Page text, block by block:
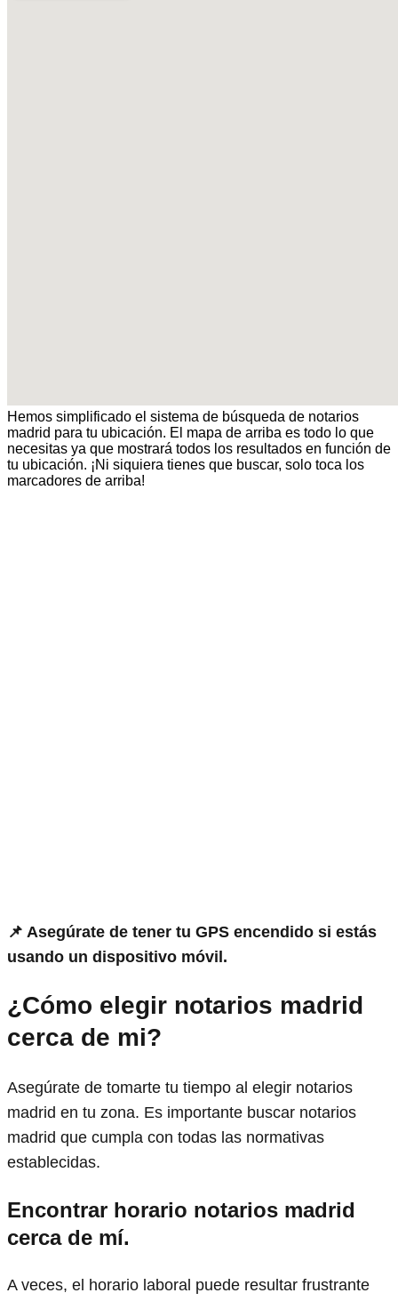
Hemos simplificado el sistema de búsqueda de notarios
madrid para tu ubicación. El mapa de arriba es todo lo que
necesitas ya que mostrará todos los resultados en función de
tu ubicación. ¡Ni siquiera tienes que buscar, solo toca los
marcadores de arriba!
📌 Asegúrate de tener tu GPS encendido si estás
usando un dispositivo móvil.
¿Cómo elegir notarios madrid
cerca de mi?
Asegúrate de tomarte tu tiempo al elegir notarios
madrid en tu zona. Es importante buscar notarios
madrid que cumpla con todas las normativas
establecidas.
Encontrar horario notarios madrid
cerca de mí.
A veces, el horario laboral puede resultar frustrante